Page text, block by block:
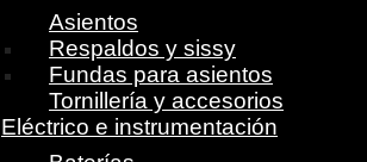
Asientos
Respaldos y sissy
Fundas para asientos
Tornillería y accesorios
Eléctrico e instrumentación